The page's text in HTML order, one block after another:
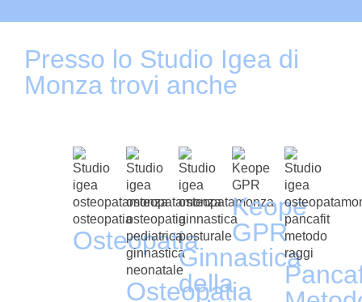
Presso lo Studio Igea di
Monza trovi anche
Osteopatia
Osteopatia
Ginnastica
della
Keope
GPR